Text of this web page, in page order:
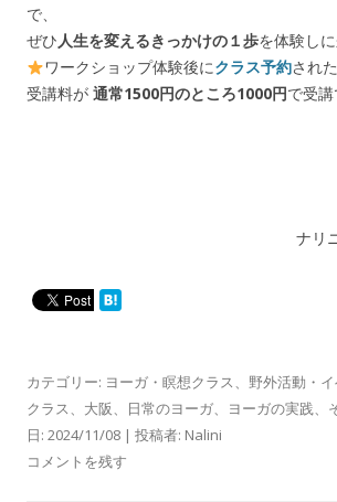
で、
ぜひ人生を変えるきっかけの１歩を体験し
ワークショップ体験後にクラス予約され
受講料が 通常1500円のところ1000円で受講
ナリ
カテゴリー: ヨーガ・瞑想クラス、 野外活動・イ
クラス、 大阪、 日常のヨーガ、 ヨーガの実践、
日: 2024/11/08 | 投稿者: Nalini
コメントを残す